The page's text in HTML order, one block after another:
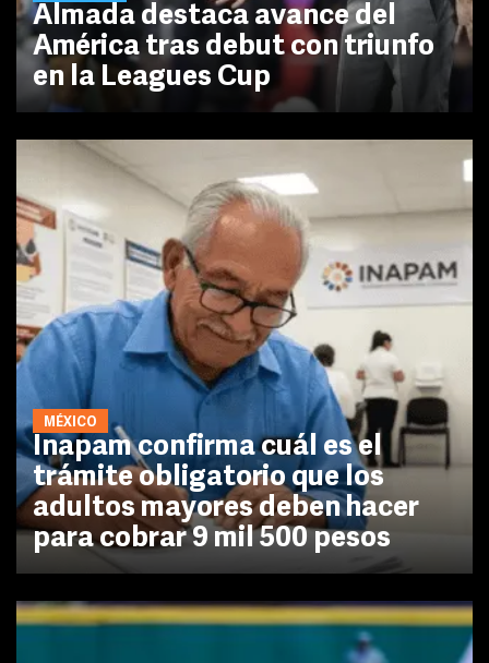
Almada destaca avance del
América tras debut con triunfo
en la Leagues Cup
MÉXICO
Inapam confirma cuál es el
trámite obligatorio que los
adultos mayores deben hacer
para cobrar 9 mil 500 pesos